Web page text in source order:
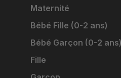
Maternité
Bébé Fille (0-2 ans)
Bébé Garçon (0-2 ans)
Fille